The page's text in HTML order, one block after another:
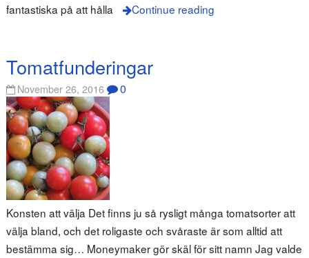
fantastiska på att hålla
Continue reading
Tomatfunderingar
November 26, 2016 0
Konsten att välja Det finns ju så rysligt många tomatsorter att
välja bland, och det roligaste och svåraste är som alltid att
bestämma sig… Moneymaker gör skäl för sitt namn Jag valde